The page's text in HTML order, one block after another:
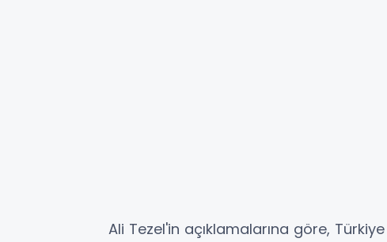
Ali Tezel'in açıklamalarına göre,